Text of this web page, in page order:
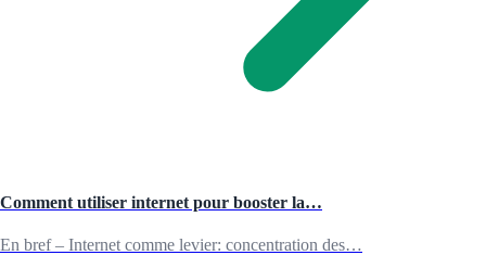
Comment utiliser internet pour booster la…
En bref – Internet comme levier: concentration des…